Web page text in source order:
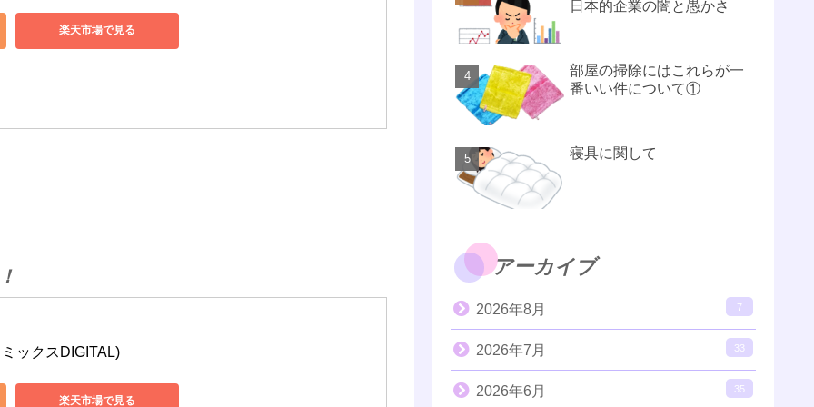
楽天市場で見る
ックスDIGITAL)
楽天市場で見る
日本的企業の闇と愚かさ
部屋の掃除にはこれらが一
番いい件について①
寝具に関して
アーカイブ
2026年8月 7
2026年7月 33
2026年6月 35